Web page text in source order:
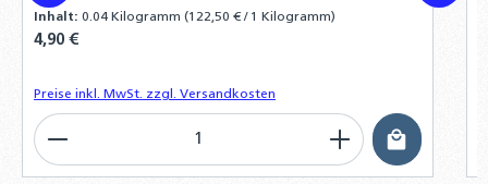
Inhalt:0.04 Kilogramm(122,50 € / 1 Kilogramm)
Regulärer Preis:
4,90 €
Preise inkl. MwSt. zzgl. Versandkosten
Produkt Anzahl: Gib den gewünschten Wert